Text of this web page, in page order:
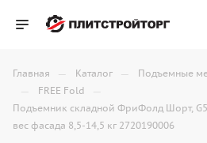
Главная — Каталог — Подъемные
— FREE Fold —
Подъемник складной ФриФолд Шорт,
вес фасада 8,5-14,5 кг 2720190006